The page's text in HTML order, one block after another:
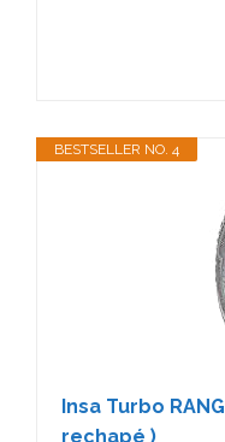
BESTSELLER NO. 4
Insa Turbo
rechapé )